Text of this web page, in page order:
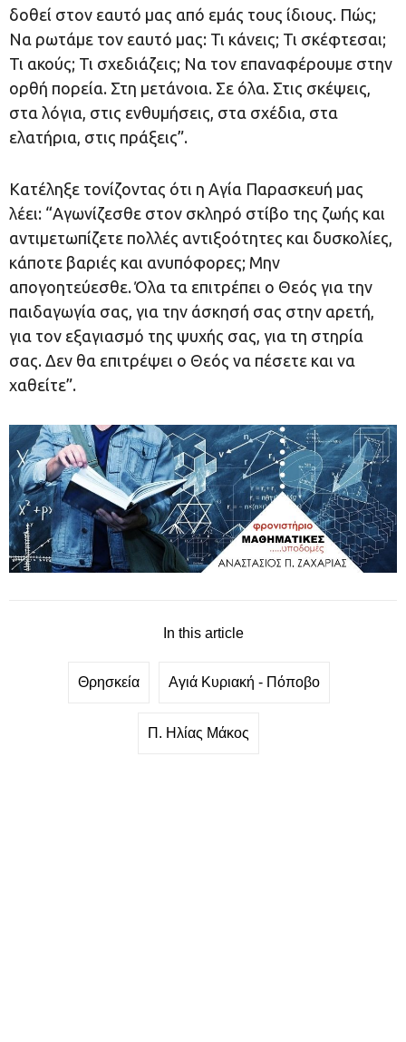
δοθεί στον εαυτό μας από εμάς τους ίδιους. Πώς;
Να ρωτάμε τον εαυτό μας: Τι κάνεις; Τι σκέφτεσαι;
Τι ακούς; Τι σχεδιάζεις; Να τον επαναφέρουμε στην
ορθή πορεία. Στη μετάνοια. Σε όλα. Στις σκέψεις,
στα λόγια, στις ενθυμήσεις, στα σχέδια, στα
ελατήρια, στις πράξεις”.
Κατέληξε τονίζοντας ότι η Αγία Παρασκευή μας
λέει: “Αγωνίζεσθε στον σκληρό στίβο της ζωής και
αντιμετωπίζετε πολλές αντιξοότητες και δυσκολίες,
κάποτε βαριές και ανυπόφορες; Μην
απογοητεύεσθε. Όλα τα επιτρέπει ο Θεός για την
παιδαγωγία σας, για την άσκησή σας στην αρετή,
για τον εξαγιασμό της ψυχής σας, για τη στηρία
σας. Δεν θα επιτρέψει ο Θεός να πέσετε και να
χαθείτε”.
In this article
Θρησκεία Αγιά Κυριακή - Πόποβο
Π. Ηλίας Μάκος